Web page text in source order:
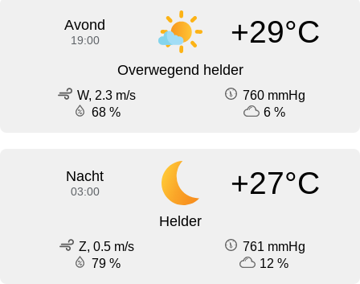
Avond
19:00 +29°C
Overwegend helder
W, 2.3 m/s
760 mmHg
68 %
6 %
Nacht
03:00 +27°C
Helder
Z, 0.5 m/s
761 mmHg
79 %
12 %